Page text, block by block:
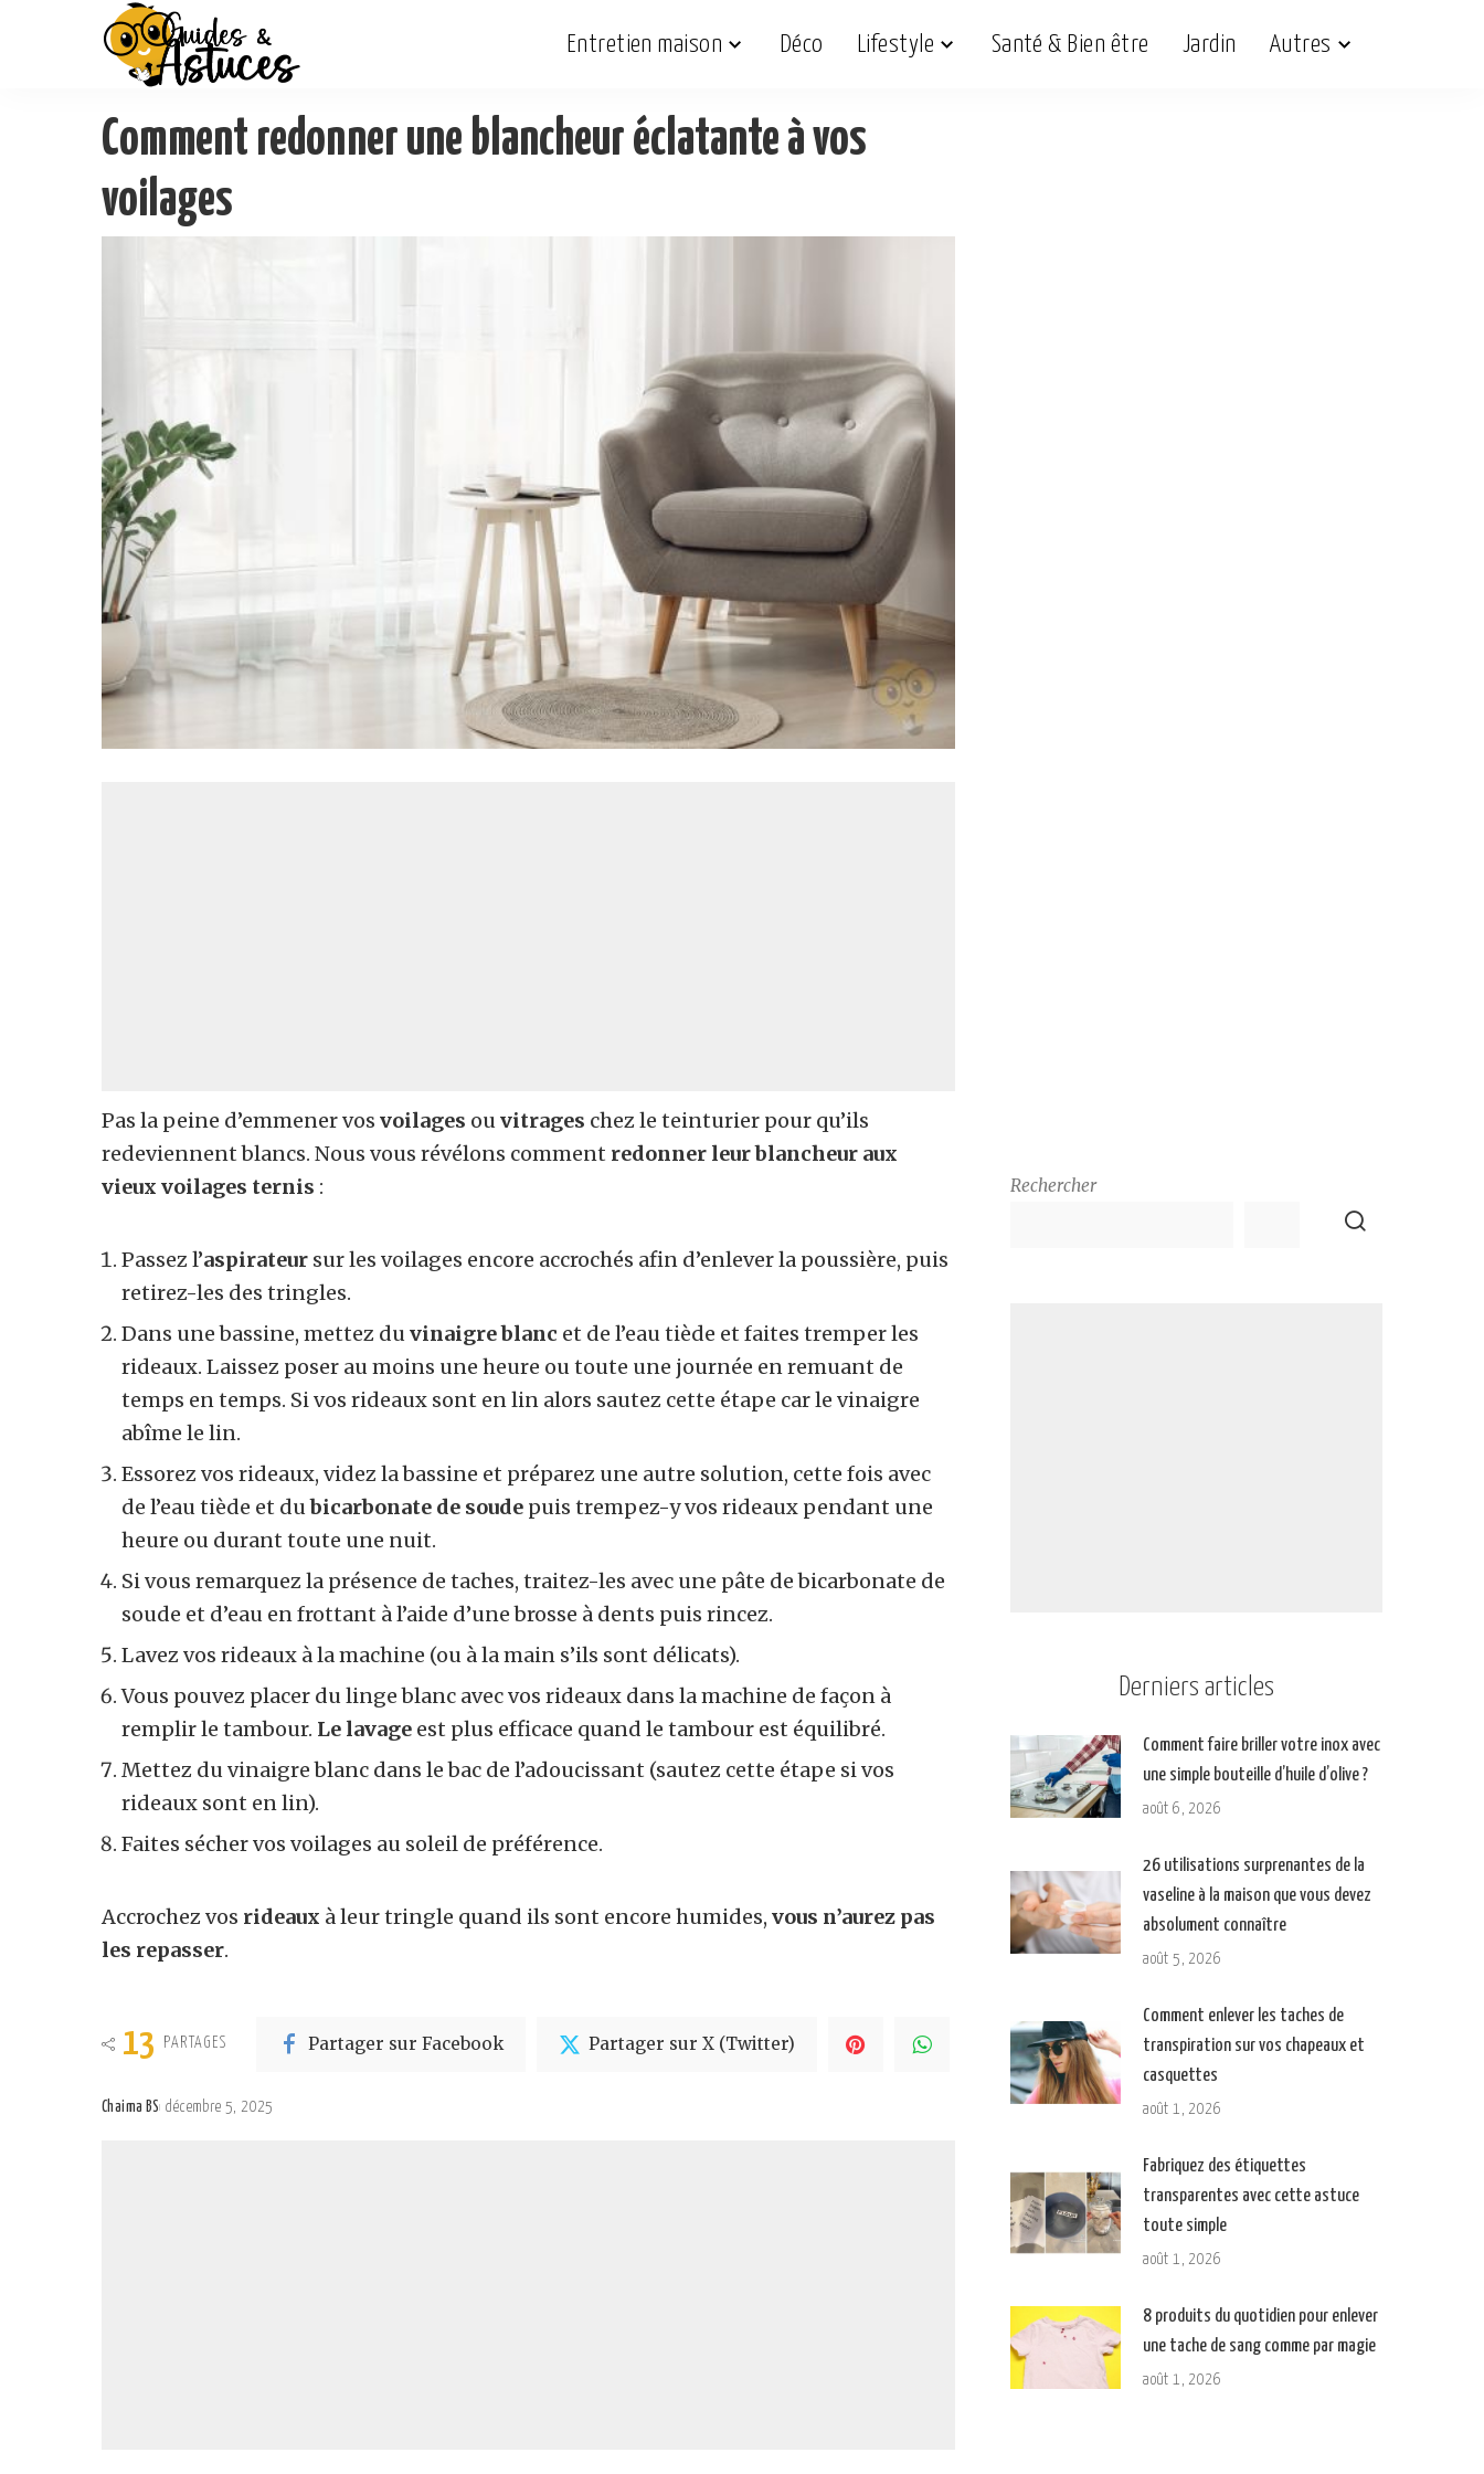
Entretien maison Déco Lifestyle Santé & Bien être Jardin Autres
Comment redonner une blancheur éclatante à vos
voilages
Pas la peine d’emmener vos voilages ouvitrages chez le teinturier pour qu’ils
redeviennent blancs. Nous vous révélons comment redonner leur blancheur aux
vieux voilages ternis :
Passez l’aspirateur sur les voilages encore accrochés afin d’enlever la poussière, puis
retirez-les des tringles.
Dans une bassine, mettez duvinaigre blanc et de l’eau tiède et faites tremper les
rideaux. Laissez poser au moins une heure ou toute une journée en remuant de
temps en temps. Si vos rideaux sont en lin alors sautez cette étape car le vinaigre
abîme le lin.
Essorez vos rideaux, videz la bassine et préparez une autre solution, cette fois avec
de l’eau tiède et dubicarbonate de soude puis trempez-y vos rideaux pendant une
heure ou durant toute une nuit.
Si vous remarquez la présence de taches, traitez-les avec une pâte de bicarbonate de
soude et d’eau en frottant à l’aide d’une brosse à dents puis rincez.
Lavez vos rideaux à la machine (ou à la main s’ils sont délicats).
Vous pouvez placer du linge blanc avec vos rideaux dans la machine de façon à
remplir le tambour. Le lavage est plus efficace quand le tambour est équilibré.
Mettez du vinaigre blanc dans le bac de l’adoucissant (sautez cette étape si vos
rideaux sont en lin).
Faites sécher vos voilages au soleil de préférence.
Accrochez vos rideaux à leur tringle quand ils sont encore humides, vous n’aurez pas
les repasser.
13 PARTAGES Partager sur Facebook Partager sur X (Twitter)
Chaima BS décembre 5, 2025
Rechercher
Derniers articles
Comment faire briller votre inox avec
une simple bouteille d’huile d’olive ?
août 6, 2026
26 utilisations surprenantes de la
vaseline à la maison que vous devez
absolument connaître
août 5, 2026
Comment enlever les taches de
transpiration sur vos chapeaux et
casquettes
août 1, 2026
Fabriquez des étiquettes
transparentes avec cette astuce
toute simple
août 1, 2026
8 produits du quotidien pour enlever
une tache de sang comme par magie
août 1, 2026